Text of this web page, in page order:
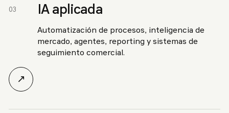
03 IA aplicada
Automatización de procesos, inteligencia de
mercado, agentes, reporting y sistemas de
seguimiento comercial.
↗